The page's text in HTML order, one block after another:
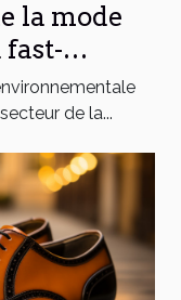
la mode
fast-
de la...